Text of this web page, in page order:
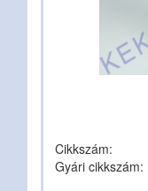
Cikkszám:
Gyári cikkszám: